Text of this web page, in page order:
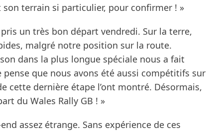
son terrain si particulier, pour confirmer ! »
un très bon départ vendredi. Sur la terre,
malgré notre position sur la route.
dans la plus longue spéciale nous a fait
pense que nous avons été aussi compétitifs sur
cette dernière étape l’ont montré. Désormais,
du Wales Rally GB ! »
assez étrange. Sans expérience de ces